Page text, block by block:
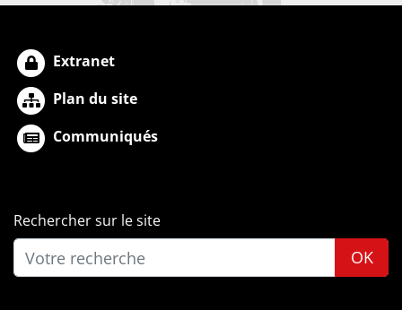
Extranet
Plan du site
Communiqués
Rechercher sur le site
OK